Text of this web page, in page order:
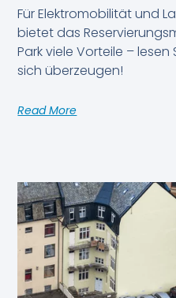
Für Elektromobilität und
bietet das
Park viele Vorteile –
sich überzeugen!
Read More